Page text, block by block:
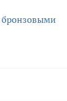
бронзовыми